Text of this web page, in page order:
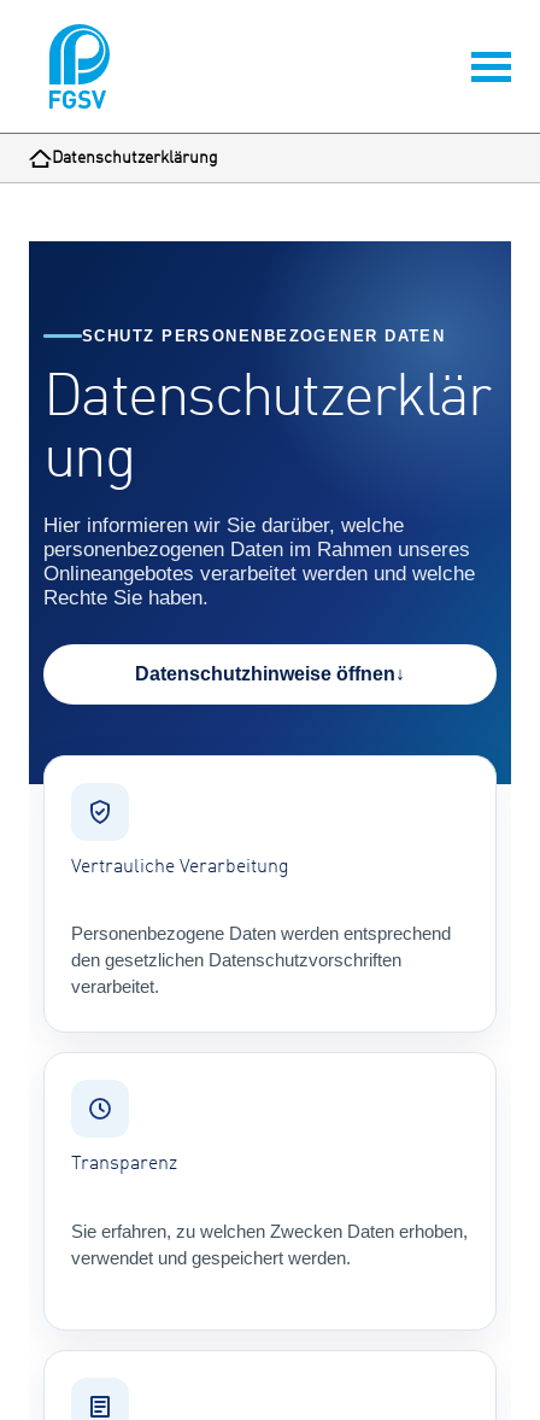
Datenschutzerklärung
SCHUTZ PERSONENBEZOGENER DATEN
Datenschutzerklär
ung
Hier informieren wir Sie darüber, welche
personenbezogenen Daten im Rahmen unseres
Onlineangebotes verarbeitet werden und welche
Rechte Sie haben.
Datenschutzhinweise öffnen
Vertrauliche Verarbeitung
Personenbezogene Daten werden entsprechend
den gesetzlichen Datenschutzvorschriften
verarbeitet.
Transparenz
Sie erfahren, zu welchen Zwecken Daten erhoben,
verwendet und gespeichert werden.